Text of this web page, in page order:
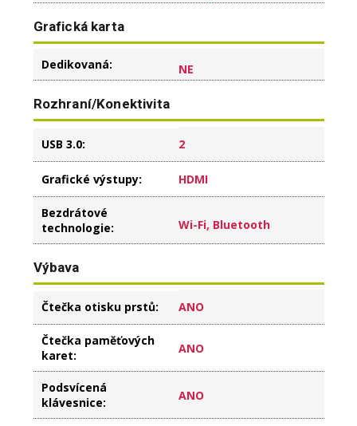
Grafická karta
Dedikovaná: NE
Rozhraní/Konektivita
USB 3.0: 2
Grafické výstupy: HDMI
Bezdrátové
technologie: Wi-Fi, Bluetooth
Výbava
Čtečka otisku prstů: ANO
Čtečka paměťových
karet: ANO
Podsvícená
klávesnice: ANO